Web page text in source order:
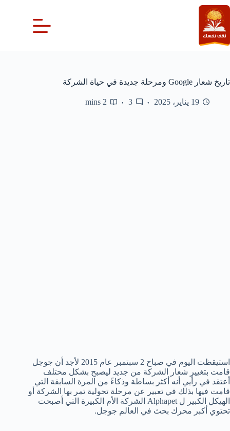
التجاوز
إلى
المحتوى
تاريخ شعار Google ومرحلة جديدة في حياة الشركة
19 يناير، 2025 3
2 mins
استيقظت اليوم في صباح 2 سبتمبر عام 2015 لأجد أن جوجل
قامت بتغيير شعار الشركة من جديد ليصبح بشكل محتلف
أعتقد في رأيي أنه أكثر بساطة وذكاءً من المرة السابقة التي
قامت فيها بذلك في تعبير عن مرحلة تحولية تمر بها الشركة أو
الهيكل الكبير ل Alphapet الشركة الأم الكبيرة التي أصبحت
تحتوي أكبر محرك بحث في العالم جوجل.